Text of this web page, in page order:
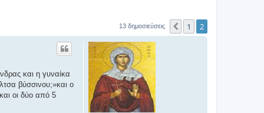
13 δημοσιεύσεις Προηγούμενη
1 2
και η γυναίκα
βύσσινου;»και ο
οι δύο από 5